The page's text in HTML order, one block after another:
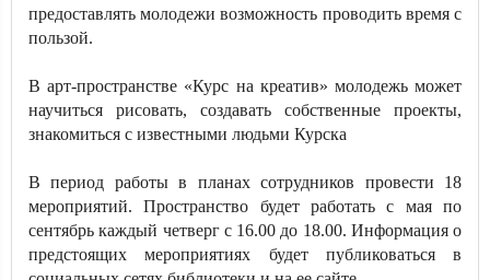
предоставлять молодежи возможность проводить время с
пользой.
В арт-пространстве «Курс на креатив» молодежь может
научиться рисовать, создавать собственные проекты,
знакомиться с известными людьми Курска
В период работы в планах сотрудников провести 18
мероприятий. Пространство будет работать с мая по
сентябрь каждый четверг с 16.00 до 18.00. Информация о
предстоящих мероприятиях будет публиковаться в